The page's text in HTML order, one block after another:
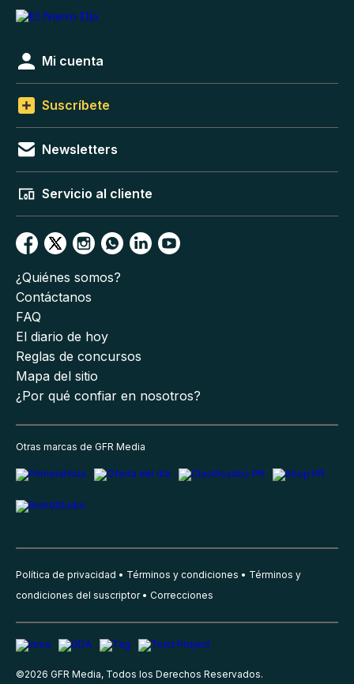
Mi cuenta
Suscríbete
Newsletters
Servicio al cliente
¿Quiénes somos?
Contáctanos
FAQ
El diario de hoy
Reglas de concursos
Mapa del sitio
¿Por qué confiar en nosotros?
Otras marcas de GFR Media
Política de privacidad Términos y condiciones
Términos y
condiciones del suscriptor
Correcciones
©2026 GFR Media, Todos los Derechos Reservados.